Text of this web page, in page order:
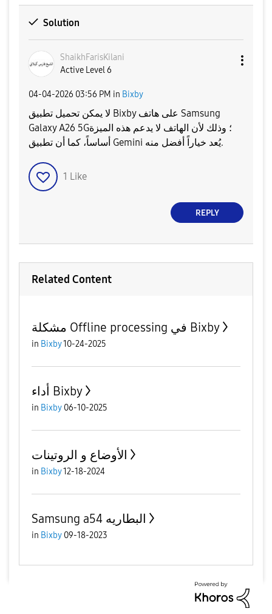
Solution
ShaikhFarisKilani
Active Level 6
‎04-04-2026 03:56 PM in Bixby
لا يمكن تحميل تطبيق Bixby على هاتف Samsung
Galaxy A26 5G؛ وذلك لأن الهاتف لا يدعم هذه الميزة
أساساً، كما أن تطبيق Gemini يُعد خياراً أفضل منه.
1 Like
REPLY
Related Content
مشكلة Offline processing في Bixby
in Bixby10-24-2025
أداء Bixby
in Bixby 06-10-2025
الأوضاع و الروتينات
in Bixby12-18-2024
Samsung a54 البطاريه
in Bixby 09-18-2023